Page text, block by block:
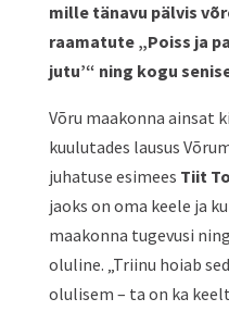
mille tänavu pälvis
raamatute „Poiss ja
jutu’“ ning kogu
Võru maakonna ainsat
kuulutades lausus
juhatuse esimees Tiit
jaoks on oma keele ja
maakonna tugevusi
oluline. „Triinu hoiab
olulisem – ta on ka